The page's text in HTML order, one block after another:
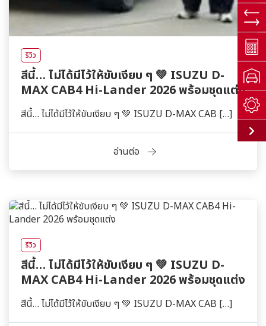
รีวิว
สีนี้… ไม่ได้มีไว้ให้ขับเงียบ ๆ 💚 ISUZU D-
MAX CAB4 Hi-Lander 2026 พร้อมชุดแต่ง
สีนี้… ไม่ได้มีไว้ให้ขับเงียบ ๆ 💚 ISUZU D-MAX CAB […]
อ่านต่อ
รีวิว
สีนี้… ไม่ได้มีไว้ให้ขับเงียบ ๆ 💚 ISUZU D-
MAX CAB4 Hi-Lander 2026 พร้อมชุดแต่ง
สีนี้… ไม่ได้มีไว้ให้ขับเงียบ ๆ 💚 ISUZU D-MAX CAB […]